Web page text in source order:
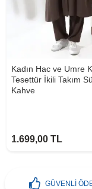
Kadın Hac ve Umre
Tesettür İkili Takım
Kahve
1.699,00 TL
GÜVENLİ